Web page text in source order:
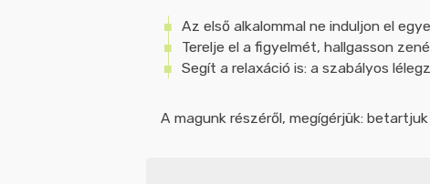
Az első alkalommal ne induljon el
Terelje el a figyelmét, hallgasson
Segít a relaxáció is: a szabályos
A magunk részéről, megígérjük: